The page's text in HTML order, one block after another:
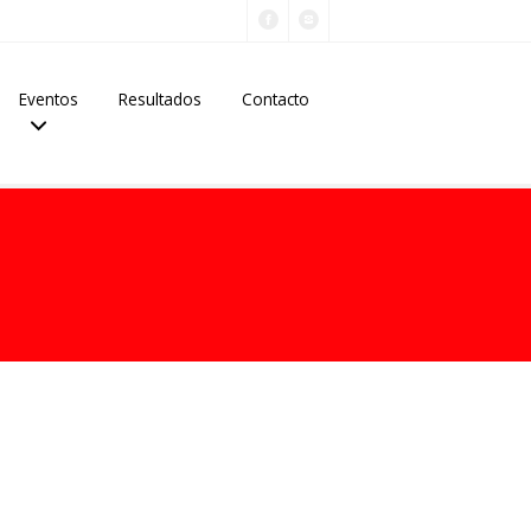
Eventos Resultados Contacto